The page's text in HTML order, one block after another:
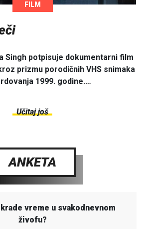
FILM
Singh potpisuje dokumentarni film
prizmu porodičnih VHS snimaka
1999. godine.…
Učitaj još
ANKETA
vreme u svakodnevnom
živofu?